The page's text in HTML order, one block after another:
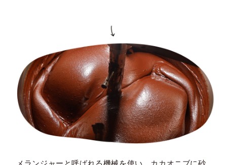
メランジャーと呼ばれる機械を使い、カカオニブに砂